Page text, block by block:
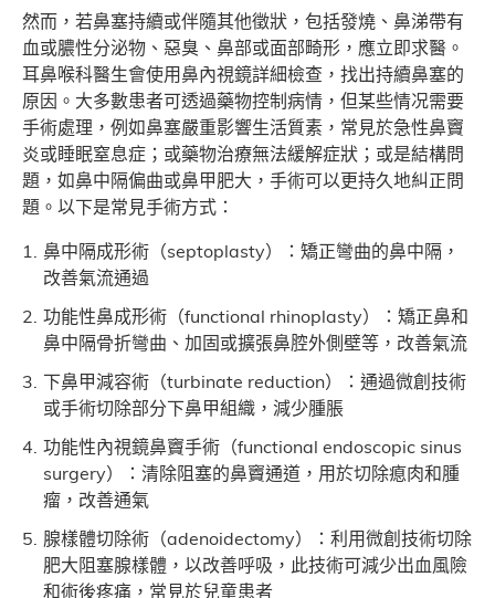
然而，若鼻塞持續或伴隨其他徵狀，包括發燒、鼻涕帶有
血或膿性分泌物、惡臭、鼻部或面部畸形，應立即求醫。
耳鼻喉科醫生會使用鼻內視鏡詳細檢查，找出持續鼻塞的
原因。大多數患者可透過藥物控制病情，但某些情况需要
手術處理，例如鼻塞嚴重影響生活質素，常見於急性鼻竇
炎或睡眠窒息症；或藥物治療無法緩解症狀；或是結構問
題，如鼻中隔偏曲或鼻甲肥大，手術可以更持久地糾正問
題。以下是常見手術方式：
鼻中隔成形術（septoplasty）：矯正彎曲的鼻中隔，
改善氣流通過
功能性鼻成形術（functional rhinoplasty）：矯正鼻和
鼻中隔骨折彎曲、加固或擴張鼻腔外側壁等，改善氣流
下鼻甲減容術（turbinate reduction）：通過微創技術
或手術切除部分下鼻甲組織，減少腫脹
功能性內視鏡鼻竇手術（functional endoscopic sinus
surgery）：清除阻塞的鼻竇通道，用於切除瘜肉和腫
瘤，改善通氣
腺樣體切除術（adenoidectomy）：利用微創技術切除
肥大阻塞腺樣體，以改善呼吸，此技術可減少出血風險
和術後疼痛，常見於兒童患者